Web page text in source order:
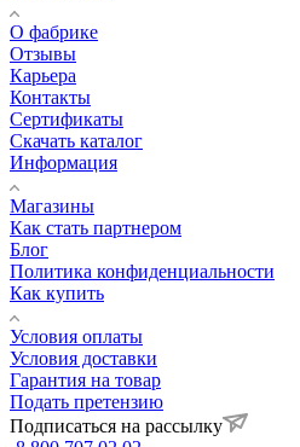
О фабрике
Отзывы
Карьера
Контакты
Сертификаты
Скачать каталог
Информация
Магазины
Как стать партнером
Блог
Политика конфиденциальности
Как купить
Условия оплаты
Условия доставки
Гарантия на товар
Подать претензию
Подписаться на рассылку